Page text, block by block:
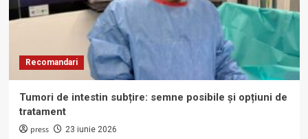
Recomandari
Tumori de intestin subțire: semne posibile și opțiuni de
tratament
press 23 iunie 2026